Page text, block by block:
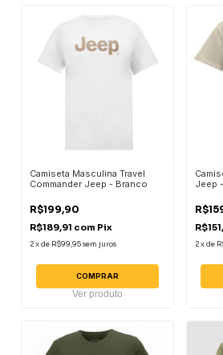
Camiseta Masculina Travel
Commander Jeep - Branco
R$199,90
R$189,91 com Pix
2xde R$99,95sem juros
COMPRAR
Ver produto
Jeep
2 xde